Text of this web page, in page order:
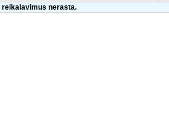
nerasta.